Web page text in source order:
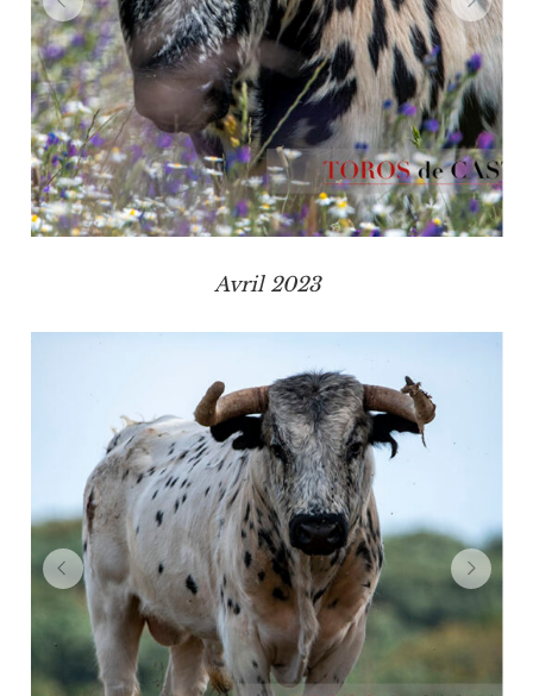
Avril 2023